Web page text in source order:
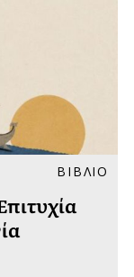
ΒΙΒΛΙΟ